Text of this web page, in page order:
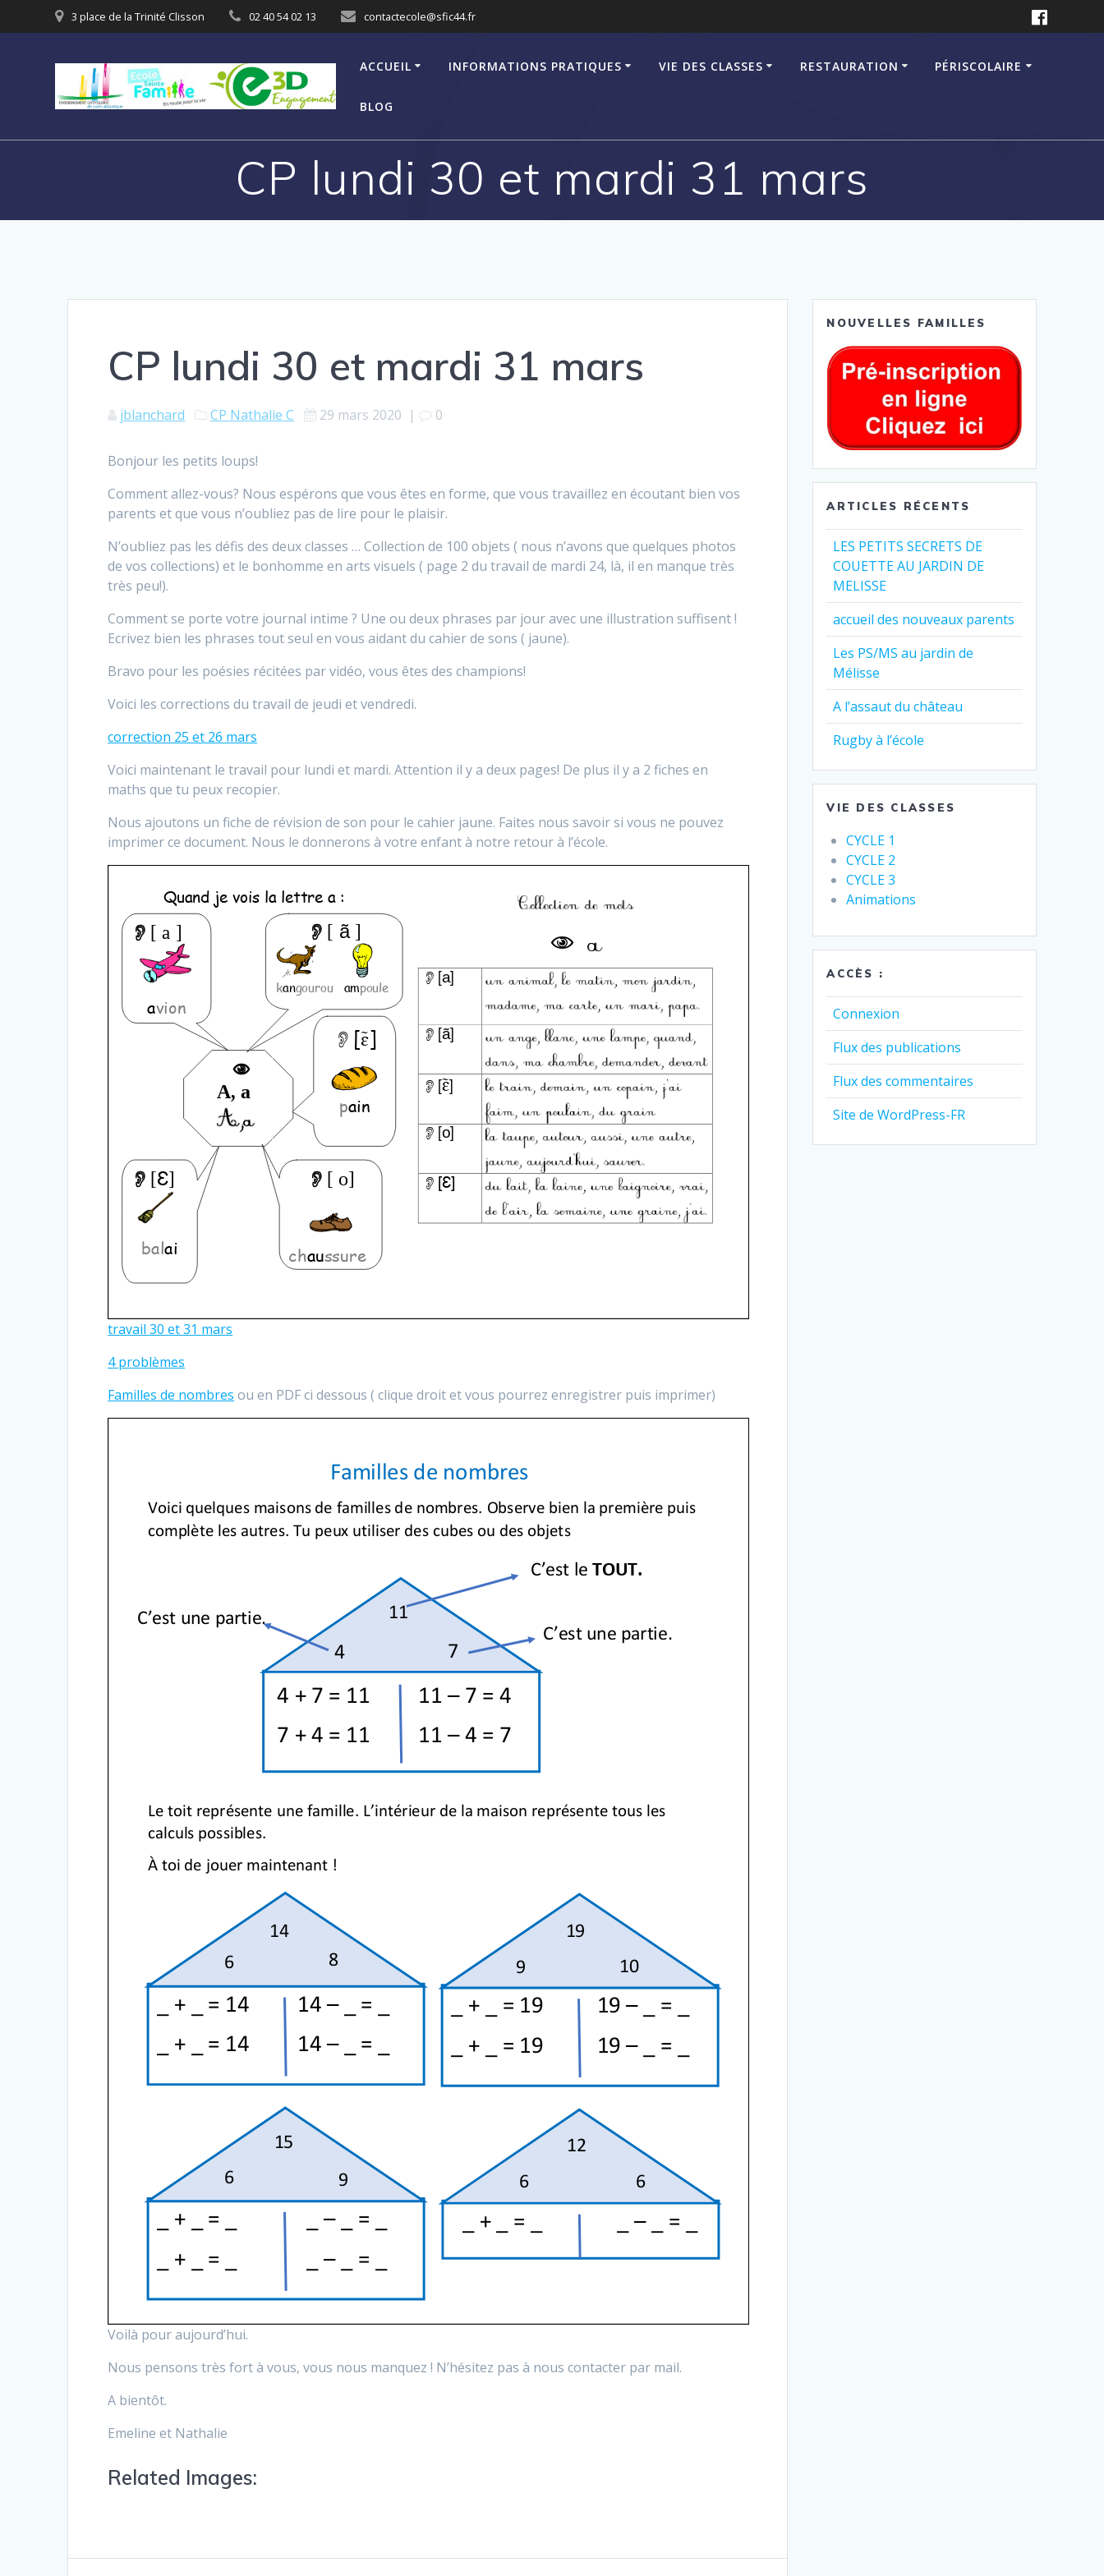
3 place de la Trinité Clisson 02 40 54 02 13 contactecole@sfic44.fr
ACCUEIL INFORMATIONS PRATIQUES VIE DES CLASSES RESTAURATION PÉRISCOLAIRE
BLOG
CP lundi 30 et mardi 31 mars
CP lundi 30 et mardi 31 mars
jblanchard CP Nathalie C 29 mars 2020 | 0
Bonjour les petits loups!
Comment allez-vous? Nous espérons que vous êtes en forme, que vous travaillez en écoutant bien vos
parents et que vous n’oubliez pas de lire pour le plaisir.
N’oubliez pas les défis des deux classes … Collection de 100 objets ( nous n’avons que quelques photos
de vos collections) et le bonhomme en arts visuels ( page 2 du travail de mardi 24, là, il en manque très
très peu!).
Comment se porte votre journal intime ? Une ou deux phrases par jour avec une illustration suffisent !
Ecrivez bien les phrases tout seul en vous aidant du cahier de sons ( jaune).
Bravo pour les poésies récitées par vidéo, vous êtes des champions!
Voici les corrections du travail de jeudi et vendredi.
correction 25 et 26 mars
Voici maintenant le travail pour lundi et mardi. Attention il y a deux pages! De plus il y a 2 fiches en
maths que tu peux recopier.
Nous ajoutons un fiche de révision de son pour le cahier jaune. Faites nous savoir si vous ne pouvez
imprimer ce document. Nous le donnerons à votre enfant à notre retour à l’école.
travail 30 et 31 mars
4 problèmes
Familles de nombres ou en PDF ci dessous ( clique droit et vous pourrez enregistrer puis imprimer)
Voilà pour aujourd’hui.
Nous pensons très fort à vous, vous nous manquez ! N’hésitez pas à nous contacter par mail.
A bientôt.
Emeline et Nathalie
Related Images:
NOUVELLES FAMILLES
ARTICLES RÉCENTS
LES PETITS SECRETS DE
COUETTE AU JARDIN DE
MELISSE
accueil des nouveaux parents
Les PS/MS au jardin de
Mélisse
A l’assaut du château
Rugby à l’école
VIE DES CLASSES
CYCLE 1
CYCLE 2
CYCLE 3
Animations
ACCÈS :
Connexion
Flux des publications
Flux des commentaires
Site de WordPress-FR